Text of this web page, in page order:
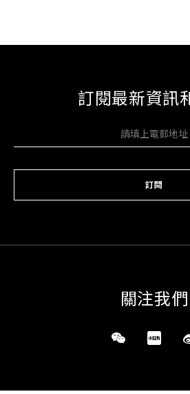
訂閱最新資訊
訂閱
關注我們